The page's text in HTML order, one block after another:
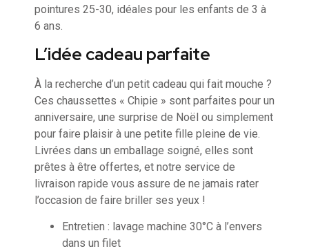
pointures 25-30, idéales pour les enfants de 3 à
6 ans.
L’idée cadeau parfaite
À la recherche d’un petit cadeau qui fait mouche ?
Ces chaussettes « Chipie » sont parfaites pour un
anniversaire, une surprise de Noël ou simplement
pour faire plaisir à une petite fille pleine de vie.
Livrées dans un emballage soigné, elles sont
prêtes à être offertes, et notre service de
livraison rapide vous assure de ne jamais rater
l’occasion de faire briller ses yeux !
Entretien : lavage machine 30°C à l’envers
dans un filet